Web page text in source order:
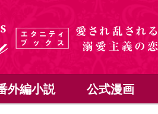
外編小説 公式漫画